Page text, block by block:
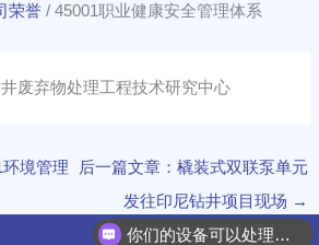
荣誉 / 45001职业健康安全管理体系
废弃物处理工程技术研究中心
境管理
后一篇文章：橇装式双联泵单元
发往印尼钻井项目现场 →
你们的设备可以处理哪些物料？